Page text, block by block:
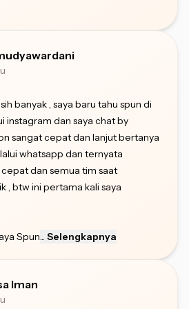
banyak , saya baru tahu spun di
instagram dan saya chat by
sangat cepat dan lanjut bertanya
whatsapp dan ternyata
dan semua tim saat
, btw ini pertama kali saya
Spun Selengkapnya
Iman